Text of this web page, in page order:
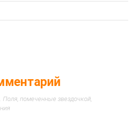
помеченные звездочкой,